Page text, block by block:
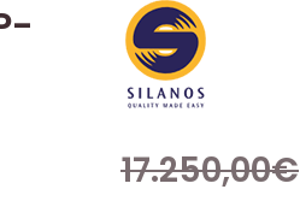
17.250,00€